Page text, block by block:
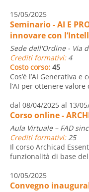
15/05/2025
Seminario - AI E
innovare con
Sede dell'Ordine - Via
Crediti formativi:4
Costo corso: 45
Cos’è l’AI Generativa
l’AI per ottenere
dal 08/04/2025 al 13/
Corso online -
Aula Virtuale – FAD
Crediti formativi:25
Il corso Archicad
funzionalità di base
10/05/2025
Convegno